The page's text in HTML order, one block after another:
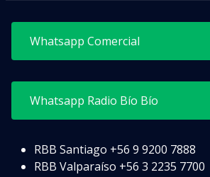
Whatsapp Comercial
Whatsapp Radio Bío Bío
RBB Santiago +56 9 9200 7888
RBB Valparaíso +56 3 2235 7700